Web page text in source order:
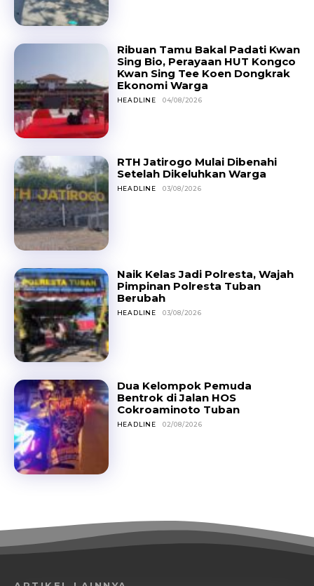
Ribuan Tamu Bakal Padati Kwan
Sing Bio, Perayaan HUT Kongco
Kwan Sing Tee Koen Dongkrak
Ekonomi Warga
HEADLINE 04/08/2026
RTH Jatirogo Mulai Dibenahi
Setelah Dikeluhkan Warga
HEADLINE 03/08/2026
Naik Kelas Jadi Polresta, Wajah
Pimpinan Polresta Tuban
Berubah
HEADLINE 03/08/2026
Dua Kelompok Pemuda
Bentrok di Jalan HOS
Cokroaminoto Tuban
HEADLINE 02/08/2026